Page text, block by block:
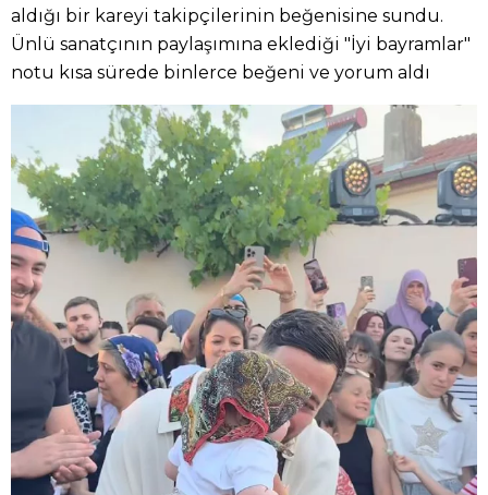
aldığı bir kareyi takipçilerinin beğenisine sundu.
Ünlü sanatçının paylaşımına eklediği "İyi bayramlar"
notu kısa sürede binlerce beğeni ve yorum aldı